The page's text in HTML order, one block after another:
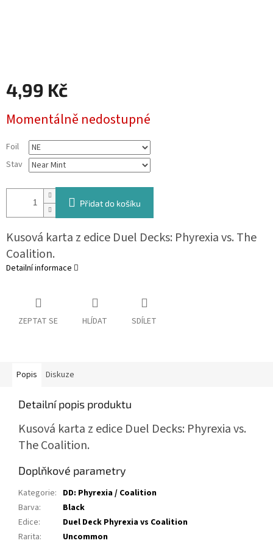
4,99 Kč
cena:
Momentálně nedostupné
Foil
Stav
Přidat do košíku
Kusová karta z edice Duel Decks: Phyrexia vs. The
Coalition.
Detailní informace
ZEPTAT SE HLÍDAT SDÍLET
Popis Diskuze
Detailní popis produktu
Kusová karta z edice Duel Decks: Phyrexia vs.
The Coalition.
Doplňkové parametry
Kategorie: DD: Phyrexia / Coalition
Barva:
Black
Edice:
Duel Deck Phyrexia vs Coalition
Rarita: Uncommon